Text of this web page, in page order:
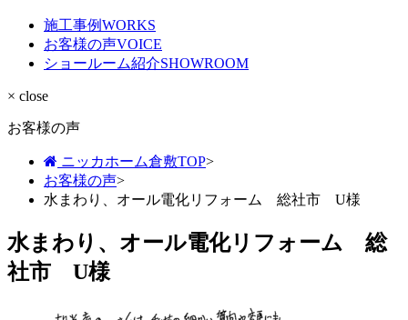
施工事例WORKS
お客様の声VOICE
ショールーム紹介SHOWROOM
× close
お客様の声
ニッカホーム倉敷TOP>
お客様の声>
水まわり、オール電化リフォーム 総社市 U様
水まわり、オール電化リフォーム 総
社市 U様